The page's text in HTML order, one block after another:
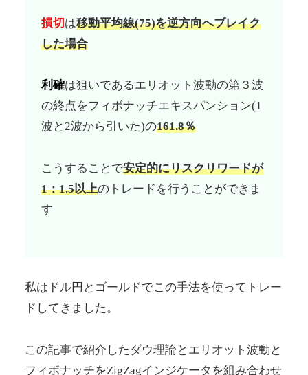
損切 は移動平均線(75)を逆方向へブレイク
した場合
利確は狙いであるエリオット波動の第３波
の終点をフィボナッチエキスパンション(1
波と2波から引いた)の161.8％
こうすることで安定的にリスクリワードが
1：1.5以上のトレードを行うことができま
す
私はドル円とゴールドでこの手法を使ってトレー
ドしてきました。
この記事で紹介したダウ理論とエリオット波動と
フィボナッチをZigZagインジケータを組み合わせ